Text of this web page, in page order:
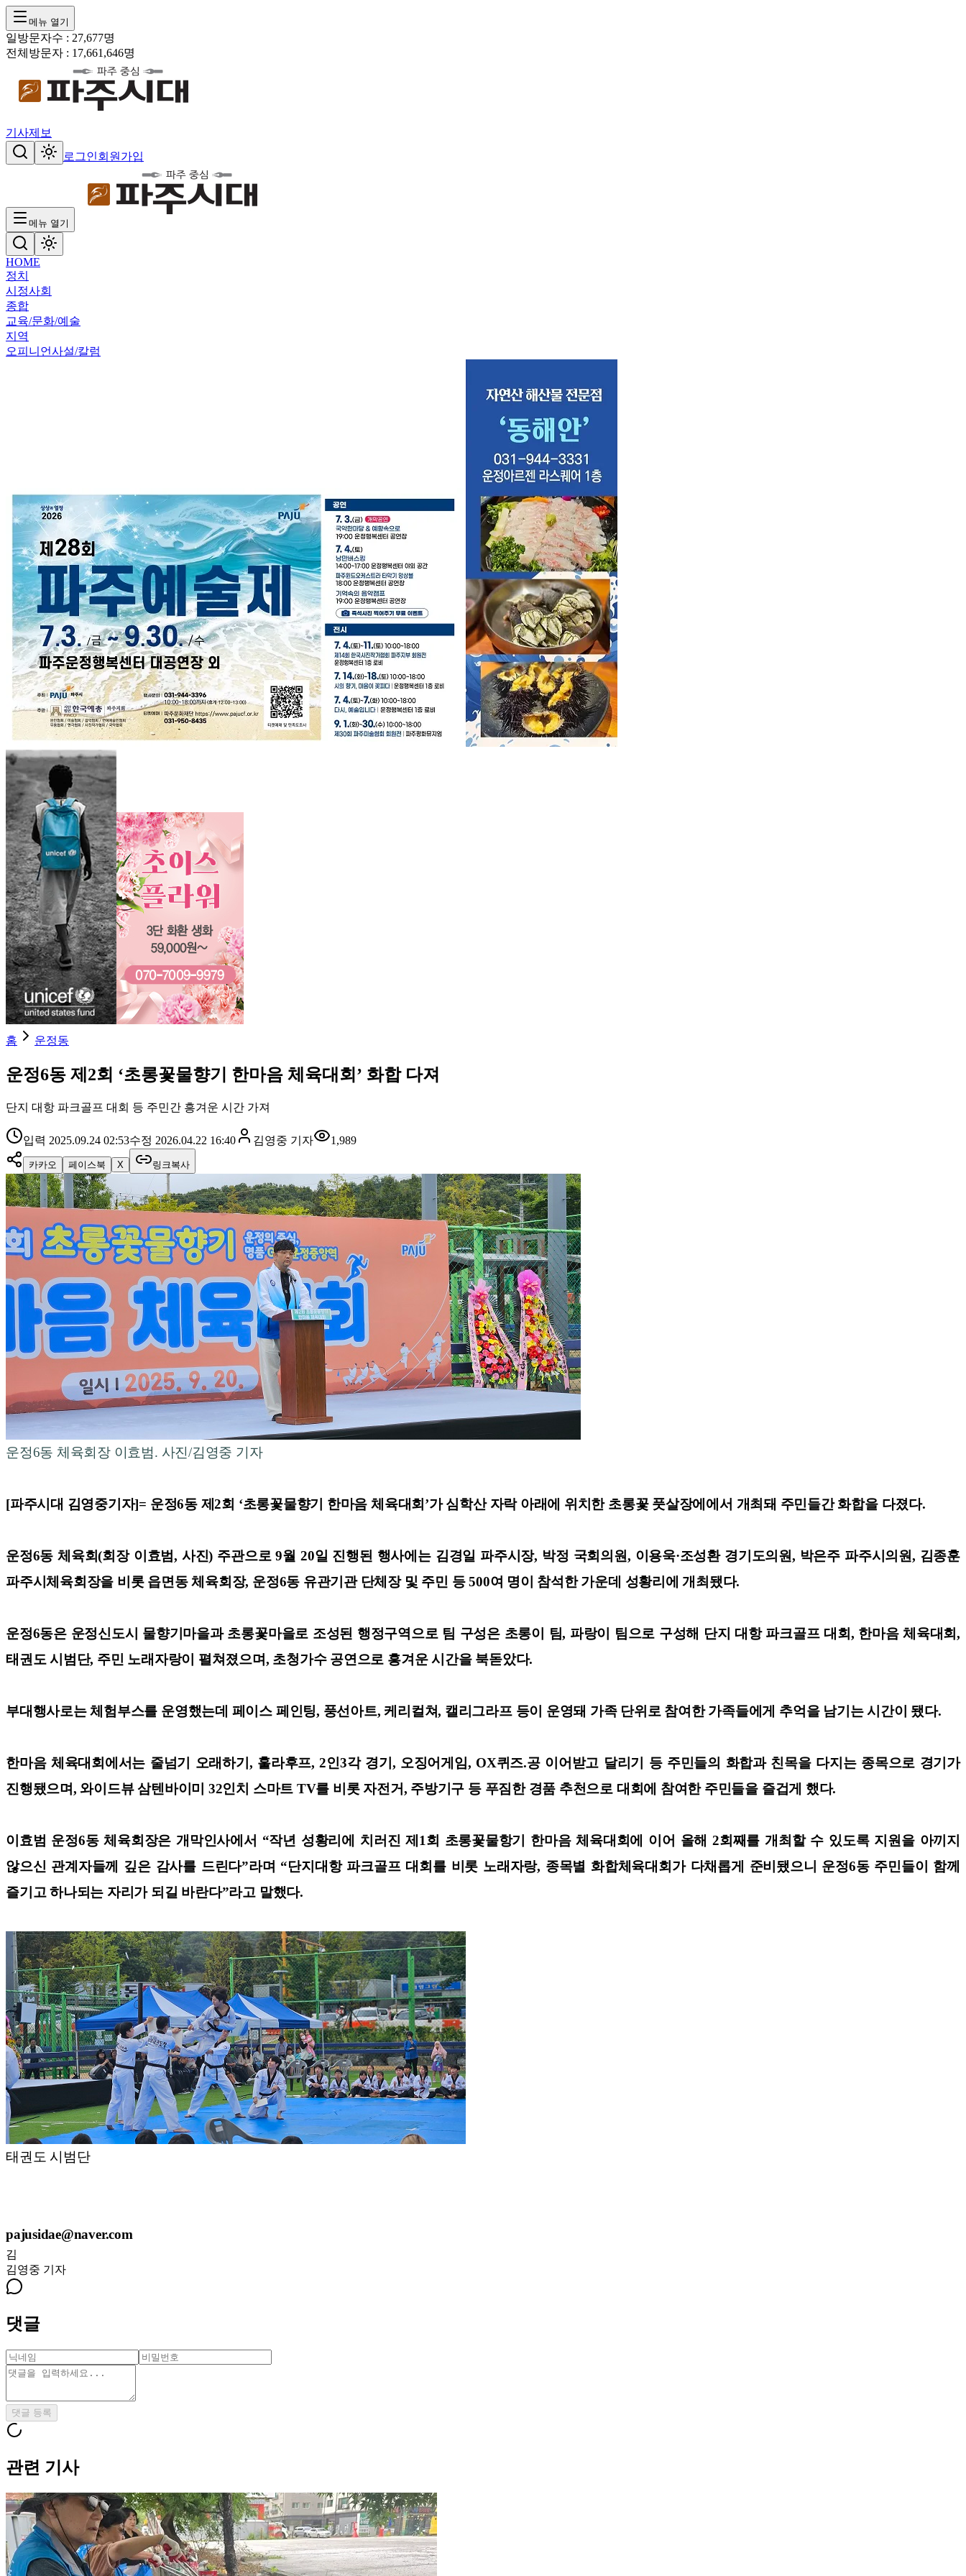
메뉴 열기
일방문자수 : 27,677명
전체방문자 : 17,661,646명
기사제보
로그인회원가입
메뉴 열기
HOME
정치
시정사회
종합
교육/문화/예술
지역
오피니언사설/칼럼
홈 운정동
운정6동 제2회 ‘초롱꽃물향기 한마음 체육대회’ 화합 다져
단지 대항 파크골프 대회 등 주민간 흥겨운 시간 가져
입력 2025.09.24 02:53수정 2026.04.22 16:40 김영중 기자 1,989
카카오 페이스북 X 링크복사
운정6동 체육회장 이효범. 사진/김영중 기자
[파주시대 김영중기자]= 운정6동 제2회 ‘초롱꽃물향기 한마음 체육대회’가 심학산 자락 아래에 위치한 초롱꽃 풋살장에에서 개최돼 주민들간 화합을 다졌다.
운정6동 체육회(회장 이효범, 사진) 주관으로 9월 20일 진행된 행사에는 김경일 파주시장, 박정 국회의원, 이용욱·조성환 경기도의원, 박은주 파주시의원, 김종훈
파주시체육회장을 비롯 읍면동 체육회장, 운정6동 유관기관 단체장 및 주민 등 500여 명이 참석한 가운데 성황리에 개최됐다.
운정6동은 운정신도시 물향기마을과 초롱꽃마을로 조성된 행정구역으로 팀 구성은 초롱이 팀, 파랑이 팀으로 구성해 단지 대항 파크골프 대회, 한마음 체육대회,
태권도 시범단, 주민 노래자랑이 펼쳐졌으며, 초청가수 공연으로 흥겨운 시간을 북돋았다.
부대행사로는 체험부스를 운영했는데 페이스 페인팅, 풍선아트, 케리컬쳐, 캘리그라프 등이 운영돼 가족 단위로 참여한 가족들에게 추억을 남기는 시간이 됐다.
한마음 체육대회에서는 줄넘기 오래하기, 훌라후프, 2인3각 경기, 오징어게임, OX퀴즈.공 이어받고 달리기 등 주민들의 화합과 친목을 다지는 종목으로 경기가
진행됐으며, 와이드뷰 삼텐바이미 32인치 스마트 TV를 비롯 자전거, 주방기구 등 푸짐한 경품 추천으로 대회에 참여한 주민들을 즐겁게 했다.
이효범 운정6동 체육회장은 개막인사에서 “작년 성황리에 치러진 제1회 초롱꽃물항기 한마음 체육대회에 이어 올해 2회째를 개최할 수 있도록 지원을 아끼지
않으신 관계자들께 깊은 감사를 드린다”라며 “단지대항 파크골프 대회를 비롯 노래자랑, 종목별 화합체육대회가 다채롭게 준비됐으니 운정6동 주민들이 함께
즐기고 하나되는 자리가 되길 바란다”라고 말했다.
태권도 시범단
pajusidae@naver.com
김
김영중 기자
댓글
댓글 등록
관련 기사